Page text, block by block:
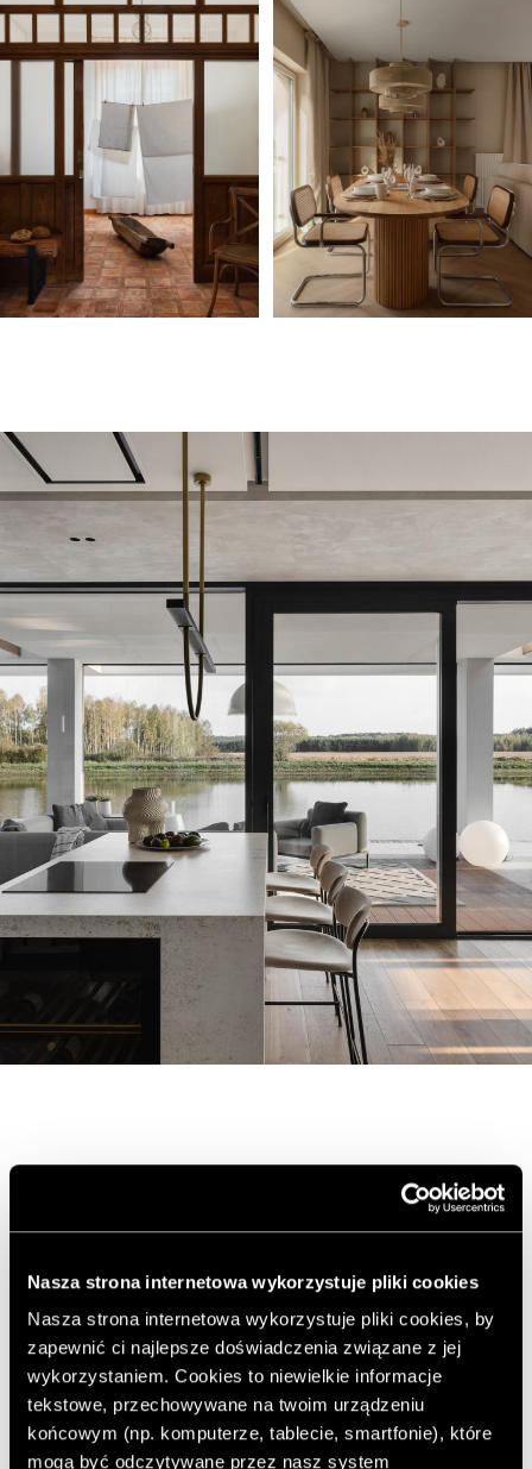
Nasza strona internetowa wykorzystuje pliki cookies
Nasza strona internetowa wykorzystuje pliki cookies, by
zapewnić ci najlepsze doświadczenia związane z jej
wykorzystaniem. Cookies to niewielkie informacje
tekstowe, przechowywane na twoim urządzeniu
końcowym (np. komputerze, tablecie, smartfonie), które
mogą być odczytywane przez nasz system
4. Jak byś opisał swoje idealne
Niestety jeszcze takiego nie mam. Na pewno byłoby to
miejsce o ciepłym klimacie z atrakcyjnym widokiem
rozpościerającym się za oknem. Chciałbym, abym miał
bezpośrednie wyjście na balkon lub taras, gdzie można
byłoby odetchnąć od natłoku pracy. Dużą część wnętrza
przeznaczyłbym jako przestrzeń do aranżacji planów na
mniejsze sesje produktowe.